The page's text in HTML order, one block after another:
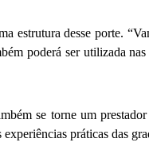
desse porte.
poderá ser utilizada
se torne um
práticas das